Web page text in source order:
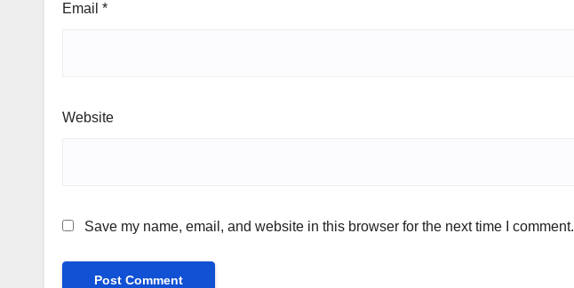
Email *
Website
Save my name, email, and website in this browser for the next time I comment.